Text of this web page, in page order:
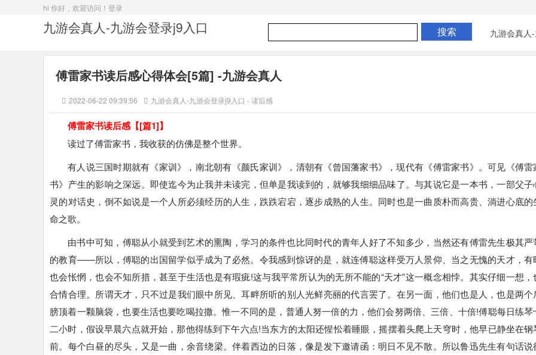
hi 你好，欢迎访问！ 登录
九游会真人-九游会登录j9入口 九游会真人
傅雷家书读后感心得体会[5篇] -九游会真人
2022-06-22 09:39:56 九游会真人-九游会登录j9入口 -读后感
傅雷家书读后感【[篇1]】
读过了傅雷家书，我收获的仿佛是整个世界。
有人说三国时期就有《家训》，南北朝有《颜氏家训》，清朝有《曾国藩家书》，现代有《傅雷家书》。可见《傅雷
书》产生的影响之深远。即使迄今为止我并未读完，但单是我读到的，就够我细细品味了。与其说它是一本书，一部父子
灵的对话史，倒不如说是一个人所必须经历的人生，跌跌宕宕，逐步成熟的人生。同时也是一曲质朴而高贵、淌进心底的
命之歌。
由书中可知，傅聪从小就受到艺术的熏陶，学习的条件也比同时代的青年人好了不知多少，当然还有傅雷先生极其严
的教育——所以，傅聪的出国留学似乎成为了必然。令我感到惊讶的是，就连傅聪这样受万人景仰、当之无愧的天才，有
也会怅惘，也会不知所措，甚至于生活也是有瑕疵!这与我平常所认为的无所不能的“天才”这一概念相悖。其实仔细一想，
合情合理。所谓天才，只不过是我们眼中所见、耳畔所听的别人光鲜亮丽的代言罢了。在另一面，他们也是人，也是两个
膀顶着一颗脑袋，也要生活也要吃喝拉撒。惟一不同的是，普通人努一倍的力，他们会努两倍、三倍、十倍!傅聪每日练琴
二小时，假设早晨六点就开始，那他得练到下午六点!当东方的太阳还惺忪着睡眼，摇摆着头爬上天穹时，他早已静坐在钢
前。每个白昼的尽头，又是一曲，余音绕梁。伴着西边的日落，像是发下邀请函：明日不见不散。所以鲁迅先生有句话说